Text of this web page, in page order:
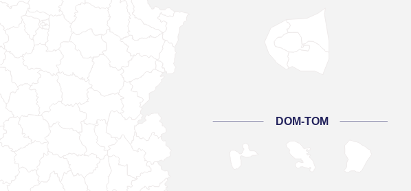
DOM-TOM